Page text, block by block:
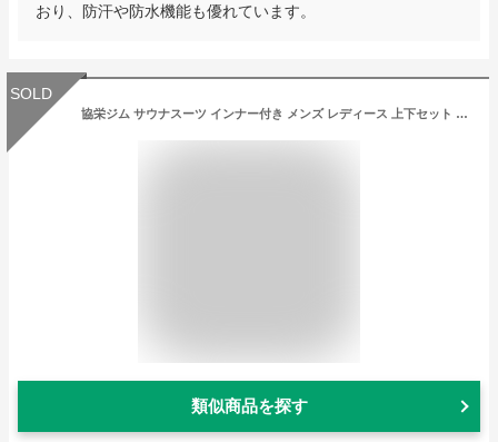
おり、防汗や防水機能も優れています。
SOLD
協栄ジム サウナスーツ インナー付き メンズ レディース 上下セット ランニング ダイエットスース おしゃれ 洗える 夏までに ダイエット
類似商品を探す